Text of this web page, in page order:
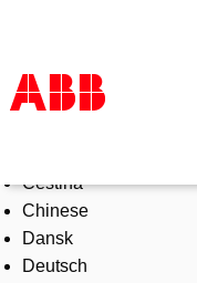
Products & Solutions
Industries
Services
About us
Čeština
Chinese
Dansk
Deutsch